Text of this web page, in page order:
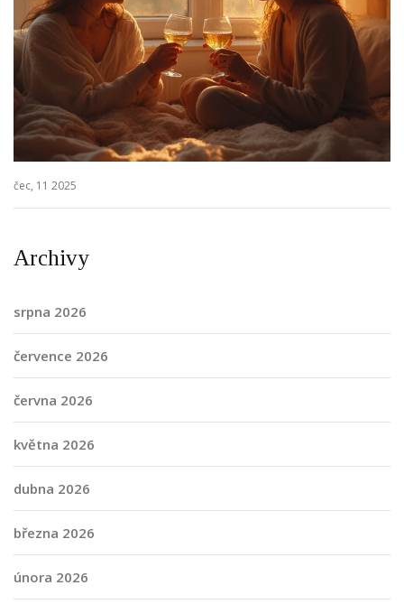
čec, 11 2025
Archivy
srpna 2026
července 2026
června 2026
května 2026
dubna 2026
března 2026
února 2026